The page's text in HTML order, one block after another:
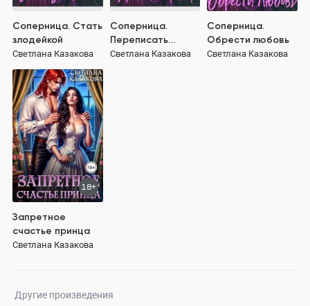
Соперница. Стать
злодейкой
Светлана Казакова
Соперница.
Переписать
судьбу
Светлана Казакова
Соперница.
Обрести любовь
Светлана Казакова
18+
Запретное
счастье принца
Светлана Казакова
Другие произведения